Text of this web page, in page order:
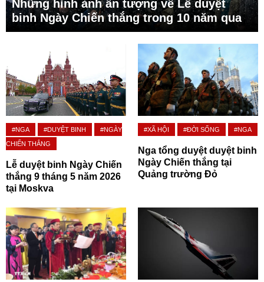
Những hình ảnh ấn tượng về Lễ duyệt
binh Ngày Chiến thắng trong 10 năm qua
#NGA #DUYỆT BINH
#NGÀY
CHIẾN THẮNG
Lễ duyệt binh Ngày Chiến
thắng 9 tháng 5 năm 2026
tại Moskva
#XÃ HỘI #ĐỜI SỐNG #NGA
Nga tổng duyệt duyệt binh
Ngày Chiến thắng tại
Quảng trường Đỏ